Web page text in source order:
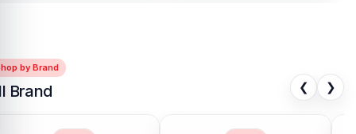
by Brand
Brand ❮ ❯